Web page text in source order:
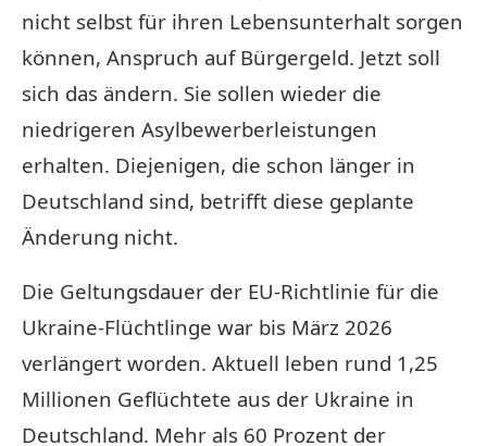
nicht selbst für ihren Lebensunterhalt sorgen
können, Anspruch auf Bürgergeld. Jetzt soll
sich das ändern. Sie sollen wieder die
niedrigeren Asylbewerberleistungen
erhalten. Diejenigen, die schon länger in
Deutschland sind, betrifft diese geplante
Änderung nicht.
Die Geltungsdauer der EU-Richtlinie für die
Ukraine-Flüchtlinge war bis März 2026
verlängert worden. Aktuell leben rund 1,25
Millionen Geflüchtete aus der Ukraine in
Deutschland. Mehr als 60 Prozent der